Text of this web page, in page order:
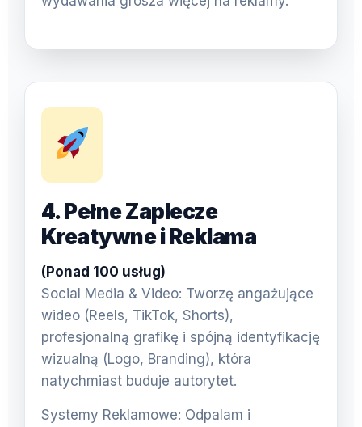
4. Pełne Zaplecze
Kreatywne i Reklama
(Ponad 100 usług)
Social Media & Video: Tworzę angażujące
wideo (Reels, TikTok, Shorts),
profesjonalną grafikę i spójną identyfikację
wizualną (Logo, Branding), która
natychmiast buduje autorytet.
Systemy Reklamowe: Odpalam i